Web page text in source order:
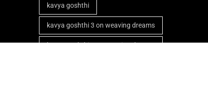
kavya goshthi
kavya goshthi 3 on weaving dreams
kavya goshthi 4 on weaving dreams